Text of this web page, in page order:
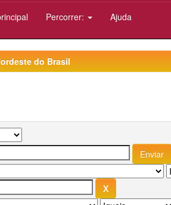
Percorrer: Ajuda
do Brasil